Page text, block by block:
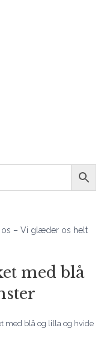
– Vi glæder os helt
med blå
med blå og lilla og hvide